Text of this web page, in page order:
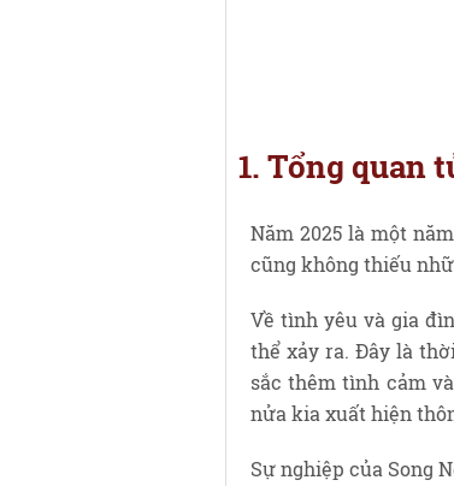
1. Tổng quan
Năm 2025 là một
cũng không thiếu
Về tình yêu và gia
thể xảy ra. Đây là
sắc thêm tình cảm
nửa kia xuất hiện
Sự nghiệp của Song